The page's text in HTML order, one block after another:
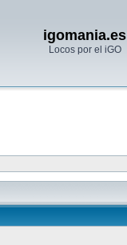
igomania.es
Locos por el iGO